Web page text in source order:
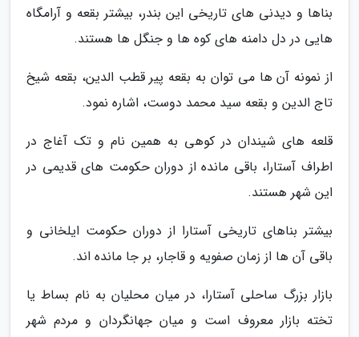
بناها و دیدنی های تاریخی این بندر، بیشتر بقعه و آرامگاه
هایی در دل دامنه های کوه ها و جنگل ها هستند.
از نمونه آن ها می توان به بقعه پیر قطب الدین، بقعه شیخ
تاج الدین و بقعه سید محمد دوست، اشاره نمود.
قلعه های شیندان در کوهی به همین نام و تک آغاج در
اطراف آستارا، باقی مانده از دوران حکومت های قدیمی در
این شهر هستند.
بیشتر بناهای تاریخی آستارا از دوران حکومت ایلخانی و
باقی آن ها از زمان صفویه و قاجار، بر جا مانده اند.
بازار بزرگ ساحلی آستارا، در میان محلیان به نام بساط یا
تخته بازار معروف است و میان جهانگردان و مردم شهر